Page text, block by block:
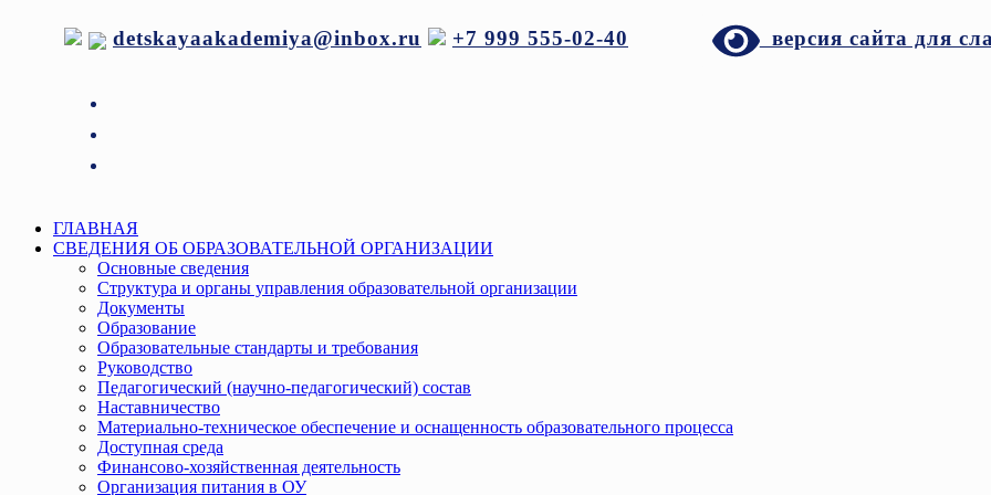
detskayaakademiya@inbox.ru +7 999 555-02-40 версия сайта для
МенюГЛАВНАЯ
СВЕДЕНИЯ ОБ ОБРАЗОВАТЕЛЬНОЙ ОРГАНИЗАЦИИ
Основные сведения
Структура и органы управления образовательной организации
Документы
Образование
Образовательные стандарты и требования
Руководство
Педагогический (научно-педагогический) состав
Наставничество
Материально-техническое обеспечение и оснащенность образовательного процесса
Доступная среда
Финансово-хозяйственная деятельность
Организация питания в ОУ